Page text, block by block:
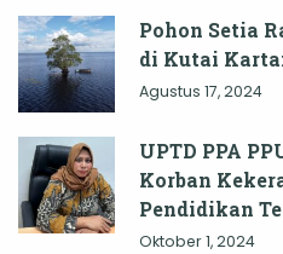
Pohon Setia
di Kutai
Agustus 17, 2024
UPTD PPA
Korban
Pendidikan
Oktober 1, 2024